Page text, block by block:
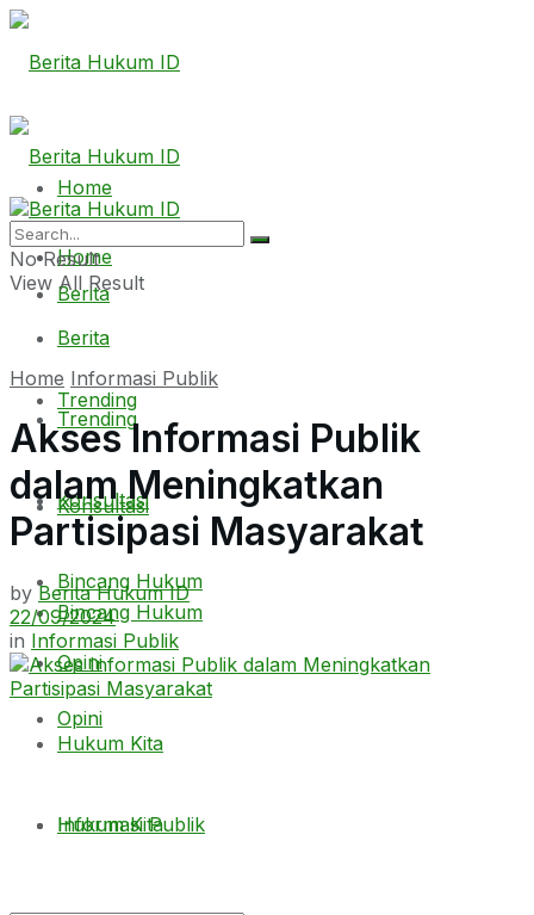
Home
Berita
Trending
Konsultasi
Bincang Hukum
Opini
Hukum Kita
Home
Berita
Trending
Konsultasi
Bincang Hukum
Opini
Hukum Kita
Informasi Publik
No Result
View All Result
Home Informasi Publik
Akses Informasi Publik
dalam Meningkatkan
Partisipasi Masyarakat
by Berita Hukum ID
22/09/2024
in Informasi Publik